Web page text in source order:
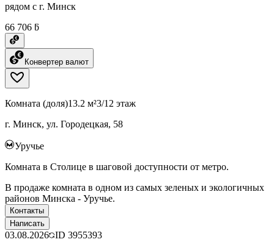
рядом с г. Минск
66 706 ƃ
Конвертер валют
Комната (доля)13.2 м²3/12 этаж
г. Минск, ул. Городецкая, 58
Уручье
Комната в Столице в шаговой доступности от метро.
В продаже комната в одном из самых зеленых и экологичных
районов Минска - Уручье.
Контакты
Написать
03.08.2026 ID 3955393